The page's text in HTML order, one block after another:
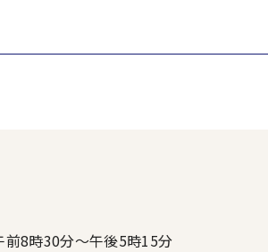
8時30分～午後5時15分